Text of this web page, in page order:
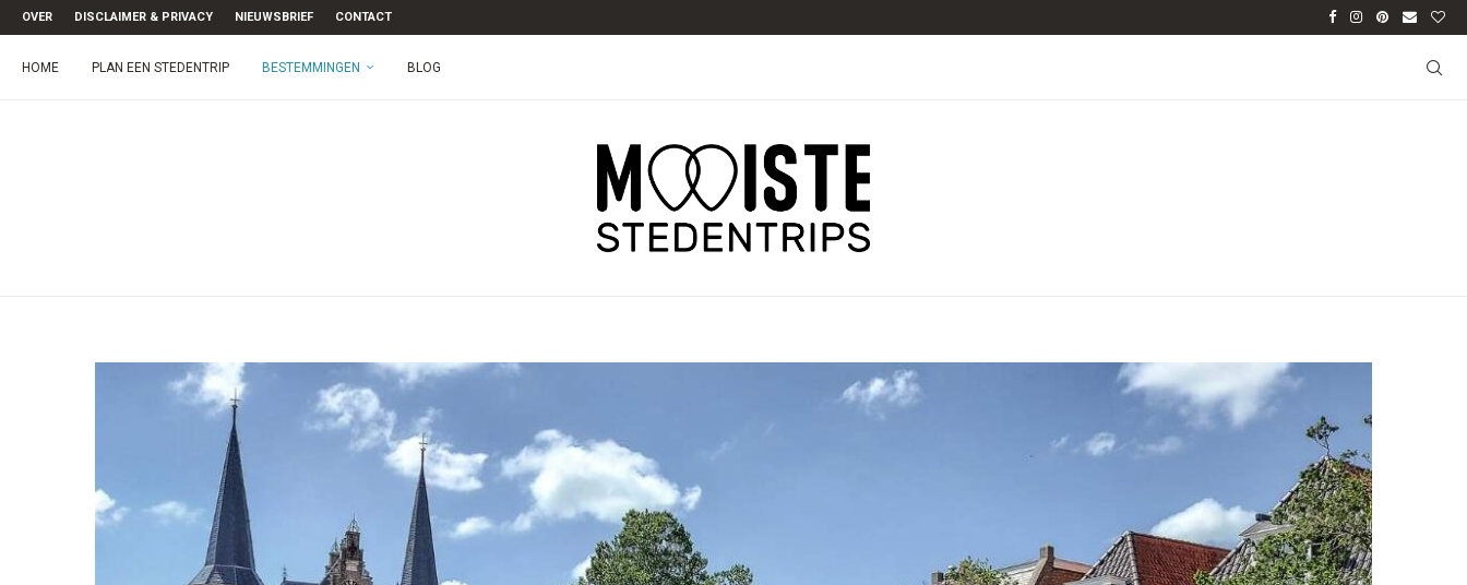
OVER DISCLAIMER & PRIVACY NIEUWSBRIEF CONTACT
HOME PLAN EEN STEDENTRIP BESTEMMINGEN BLOG